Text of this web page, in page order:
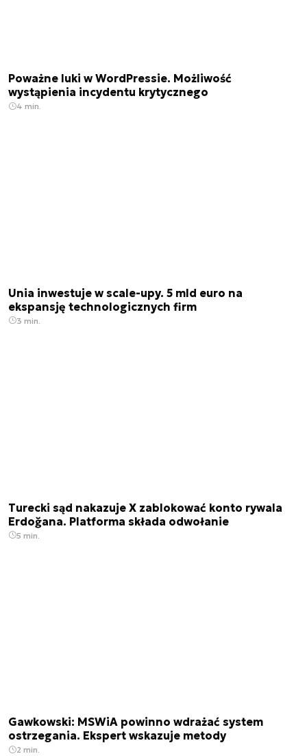
Poważne luki w WordPressie. Możliwość
wystąpienia incydentu krytycznego
4 min.
Unia inwestuje w scale-upy. 5 mld euro na
ekspansję technologicznych firm
3 min.
Turecki sąd nakazuje X zablokować konto rywala
Erdoğana. Platforma składa odwołanie
5 min.
Gawkowski: MSWiA powinno wdrażać system
ostrzegania. Ekspert wskazuje metody
2 min.